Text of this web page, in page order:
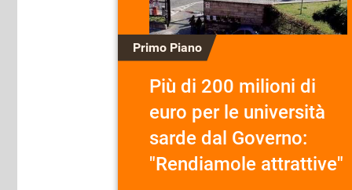
Primo Piano
Più di 200 milioni di
euro per le università
sarde dal Governo:
"Rendiamole attrattive"